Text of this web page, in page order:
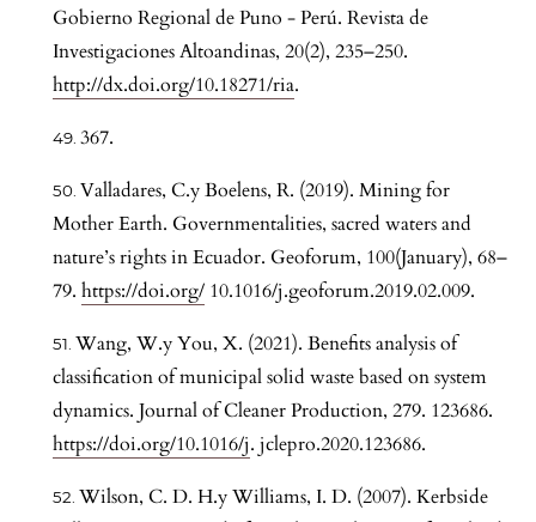
Gobierno Regional de Puno - Perú. Revista de
Investigaciones Altoandinas, 20(2), 235–250.
http://dx.doi.org/10.18271/ria.
367.
Valladares, C.y Boelens, R. (2019). Mining for
Mother Earth. Governmentalities, sacred waters and
nature’s rights in Ecuador. Geoforum, 100(January), 68–
79. https://doi.org/ 10.1016/j.geoforum.2019.02.009.
Wang, W.y You, X. (2021). Benefits analysis of
classification of municipal solid waste based on system
dynamics. Journal of Cleaner Production, 279. 123686.
https://doi.org/10.1016/j. jclepro.2020.123686.
Wilson, C. D. H.y Williams, I. D. (2007). Kerbside